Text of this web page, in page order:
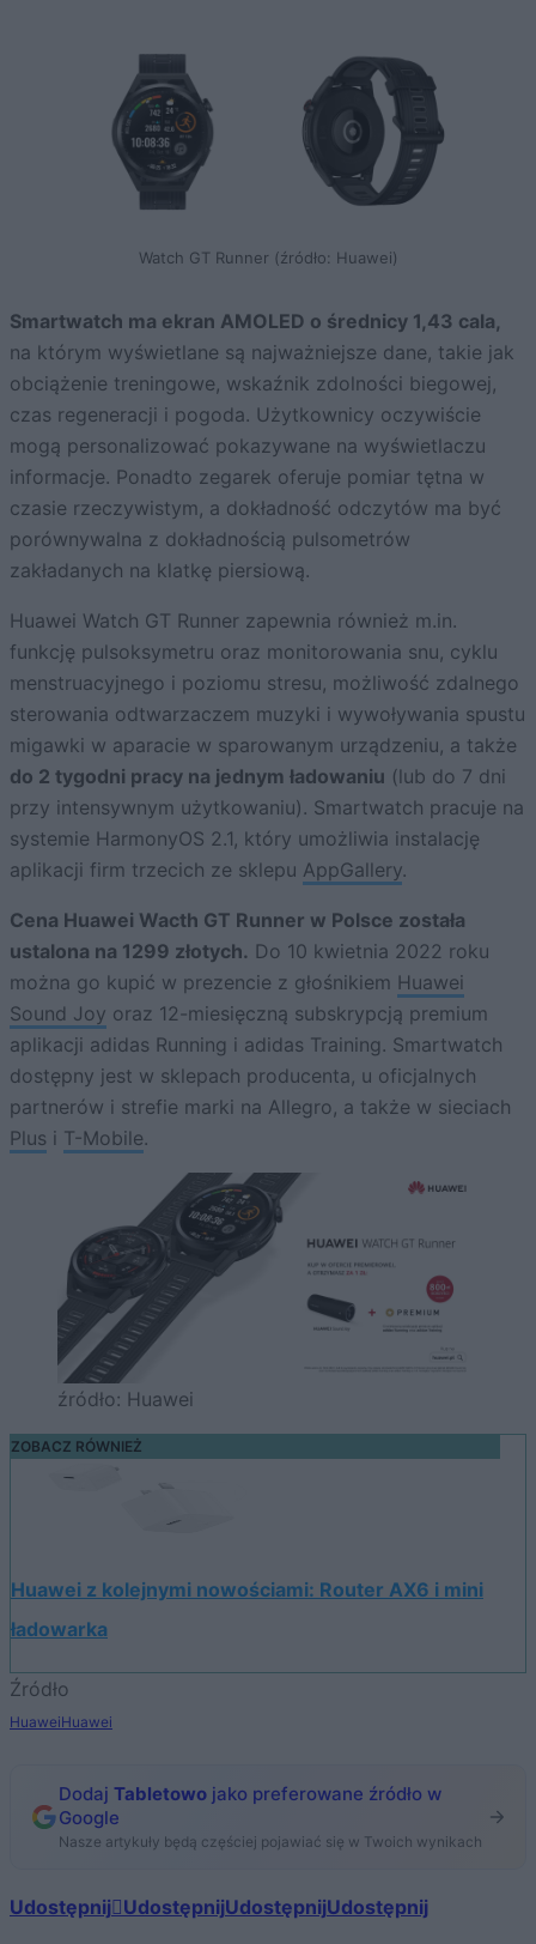
Watch GT Runner (źródło: Huawei)
Smartwatch ma ekran AMOLED o średnicy 1,43 cala,
na którym wyświetlane są najważniejsze dane, takie jak
obciążenie treningowe, wskaźnik zdolności biegowej,
czas regeneracji i pogoda. Użytkownicy oczywiście
mogą personalizować pokazywane na wyświetlaczu
informacje. Ponadto zegarek oferuje pomiar tętna w
czasie rzeczywistym, a dokładność odczytów ma być
porównywalna z dokładnością pulsometrów
zakładanych na klatkę piersiową.
Huawei Watch GT Runner zapewnia również m.in.
funkcję pulsoksymetru oraz monitorowania snu, cyklu
menstruacyjnego i poziomu stresu, możliwość zdalnego
sterowania odtwarzaczem muzyki i wywoływania spustu
migawki w aparacie w sparowanym urządzeniu, a także
do 2 tygodni pracy na jednym ładowaniu (lub do 7 dni
przy intensywnym użytkowaniu). Smartwatch pracuje na
systemie HarmonyOS 2.1, który umożliwia instalację
aplikacji firm trzecich ze sklepu AppGallery.
Cena Huawei Wacth GT Runner w Polsce została
ustalona na 1299 złotych. Do 10 kwietnia 2022 roku
można go kupić w prezencie z głośnikiem Huawei
Sound Joy oraz 12-miesięczną subskrypcją premium
aplikacji adidas Running i adidas Training. Smartwatch
dostępny jest w sklepach producenta, u oficjalnych
partnerów i strefie marki na Allegro, a także w sieciach
Plus i T-Mobile.
źródło: Huawei
ZOBACZ RÓWNIEŻ
Huawei z kolejnymi nowościami: Router AX6 i mini
ładowarka
Źródło
HuaweiHuawei
Dodaj Tabletowo jako preferowane źródło w
Google
Nasze artykuły będą częściej pojawiać się w Twoich wynikach
Udostępnij UdostępnijUdostępnijUdostępnij